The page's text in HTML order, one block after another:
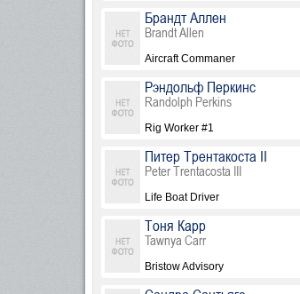
Брандт Аллен
Brandt Allen
Aircraft Commaner
Рэндольф Перкинс
Randolph Perkins
Rig Worker #1
Питер Трентакоста II
Peter Trentacosta III
Life Boat Driver
Тоня Карр
Tawnya Carr
Bristow Advisory